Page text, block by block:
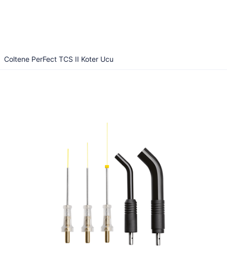
Coltene PerFect TCS II Koter Ucu